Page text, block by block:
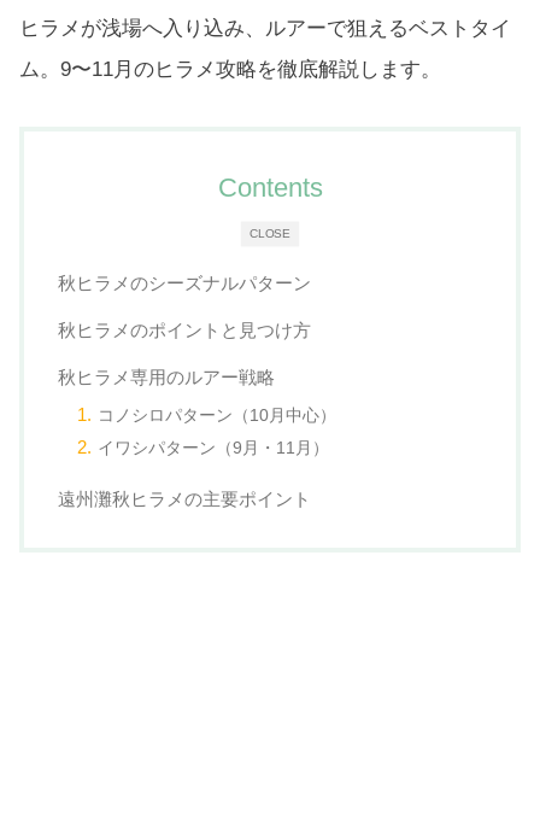
ヒラメが浅場へ入り込み、ルアーで狙えるベストタイ
ム。9〜11月のヒラメ攻略を徹底解説します。
CLOSE
Contents
秋ヒラメのシーズナルパターン
秋ヒラメのポイントと見つけ方
秋ヒラメ専用のルアー戦略
コノシロパターン（10月中心）
イワシパターン（9月・11月）
遠州灘秋ヒラメの主要ポイント